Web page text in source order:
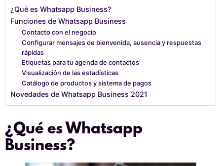
¿Qué es Whatsapp Business?
Funciones de Whatsapp Business
Contacto con el negocio
Configurar mensajes de bienvenida, ausencia y respuestas
rápidas
Etiquetas para tu agenda de contactos
Visualización de las estadísticas
Catálogo de productos y sistema de pagos
Novedades de Whatsapp Business 2021
¿Qué es Whatsapp
Business?